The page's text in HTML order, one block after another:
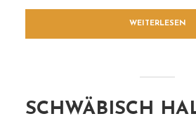
WEITERLESEN
SCHWÄBISCH